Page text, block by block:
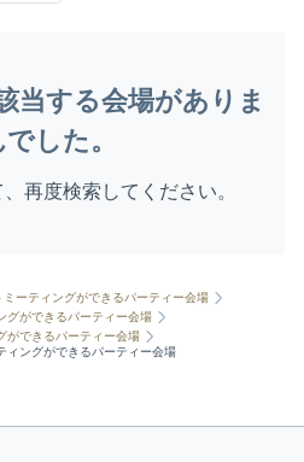
当する会場がありま
した。
再度検索してください。
ミーティングができるパーティー会場
グができるパーティー会場
ができるパーティー会場
ィングができるパーティー会場